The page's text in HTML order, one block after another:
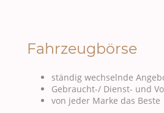
Fahrzeugbörse
ständig wechselnde
Gebraucht-/ Dienst- und
von jeder Marke das Beste